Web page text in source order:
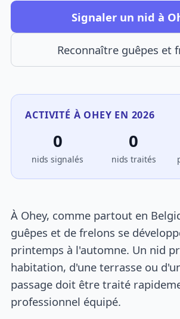
Signaler un nid à
Reconnaître guêpes et
ACTIVITÉ À OHEY EN 2026
0
nids signalés
0
nids traités
À Ohey, comme partout en
guêpes et de frelons se
printemps à l'automne. Un nid
habitation, d'une terrasse ou
passage doit être traité
professionnel équipé.